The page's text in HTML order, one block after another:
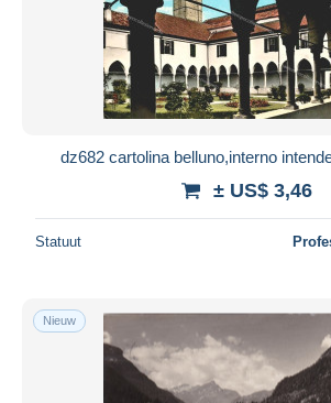
dz682 cartolina belluno,interno
± US$ 3,46
Statuut
Nieuw